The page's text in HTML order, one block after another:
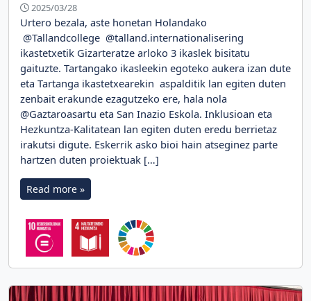
2025/03/28
Urtero bezala, aste honetan Holandako
@Tallandcollege @talland.internationalisering
ikastetxetik Gizarteratze arloko 3 ikaslek bisitatu
gaituzte. Tartangako ikasleekin egoteko aukera izan dute
eta Tartanga ikastetxearekin aspalditik lan egiten duten
zenbait erakunde ezagutzeko ere, hala nola
@Gaztaroasartu eta San Inazio Eskola. Inklusioan eta
Hezkuntza-Kalitatean lan egiten duten eredu berrietaz
irakutsi digute. Eskerrik asko bioi hain atseginez parte
hartzen duten proiektuak […]
Read more »